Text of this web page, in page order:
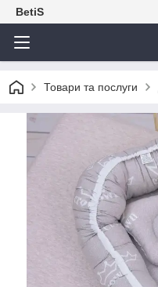
BetiS
Товари та послуги